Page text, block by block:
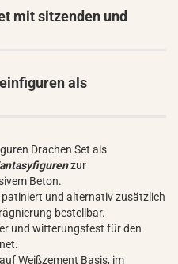
mit sitzenden und
als
Drachen Set als
zur
Beton.
und alternativ zusätzlich
bestellbar.
und witterungsfest für den
Weißzement Basis, im